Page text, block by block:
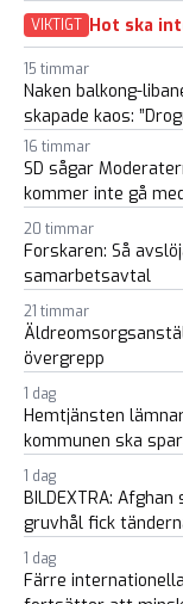
VIKTIGT Hot ska
15 timmar
Naken balkong-
skapade kaos:
16 timmar
SD sågar
kommer inte gå
20 timmar
Forskaren: Så
samarbetsavtal
21 timmar
övergrepp
1 dag
Hemtjänsten
kommunen ska
1 dag
BILDEXTRA:
gruvhål fick
1 dag
Färre